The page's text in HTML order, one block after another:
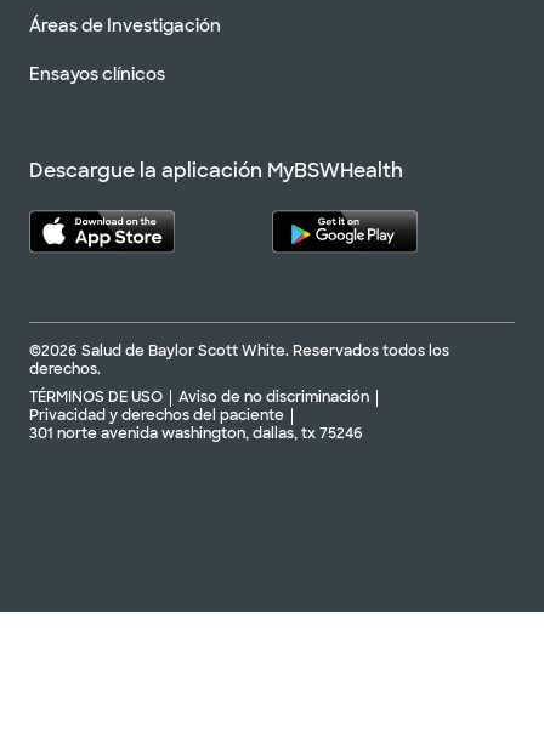
Áreas de Investigación
Ensayos clínicos
Descargue la aplicación MyBSWHealth
©2026 Salud de Baylor Scott White. Reservados todos los
derechos.
TÉRMINOS DE USO
Aviso de no discriminación
Privacidad y derechos del paciente
301 norte avenida washington, dallas, tx 75246